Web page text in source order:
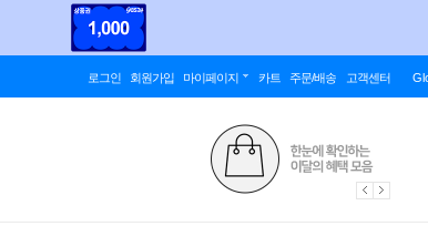
로그인 회원가입 마이페이지 카트 주문/배송 고객센터